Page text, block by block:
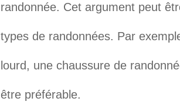
randonnée. Cet argument peut
types de randonnées. Par
lourd, une chaussure de
être préférable.